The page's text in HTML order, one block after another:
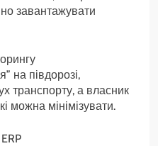
завантажувати
на півдорозі,
транспорту, а власник
можна мінімізувати.